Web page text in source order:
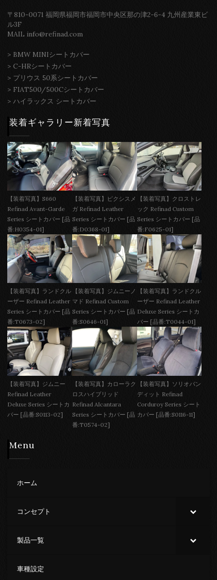
〒810-0071 福岡県福岡市福岡市中央区那の津2-6-4 九州産業東ビ
ル3F
MAIL info@refinad.com
> BMW MINIシートカバー
> C-HRシートカバー
> プリウス 50系シートカバー
> FIAT500/500Cシートカバー
> ハイラックス シートカバー
装着ギャラリー新着写真
【装着写真】S660
Refinad Avant-Garde
Series シートカバー [品
番:H0354-01]
【装着写真】ピクシスメ
ガ Refinad Leather
Series シートカバー [品
番:D0368-01]
【装着写真】クロストレ
ック Refinad Custom
Series シートカバー [品
番:F0625-01]
【装着写真】ランドクル
ーザー Refinad Leather
Series シートカバー [品
番:T0673-02]
【装着写真】ジムニーノ
マド Refinad Custom
Series シートカバー [品
番:S0646-01]
【装着写真】ランドクル
ーザー Refinad Leather
Deluxe Series シートカ
バー [品番:T0044-01]
【装着写真】ジムニー
Refinad Leather
Deluxe Series シートカ
バー [品番:S0113-02]
【装着写真】カローラク
ロスハイブリッド
Refinad Alcantara
Series シートカバー [品
番:T0574-02]
【装着写真】ソリオバン
ディット Refinad
Corduroy Series シート
カバー [品番:S0116-11]
Menu
ホーム
コンセプト
製品一覧
車種設定